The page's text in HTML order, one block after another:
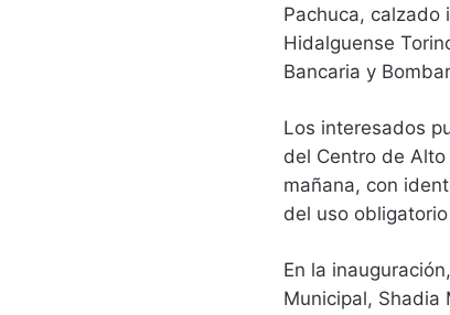
Pachuca, calzado
Hidalguense
Bancaria y
Los interesados
del Centro de
mañana, con
del uso
En la
Municipal, Shadia